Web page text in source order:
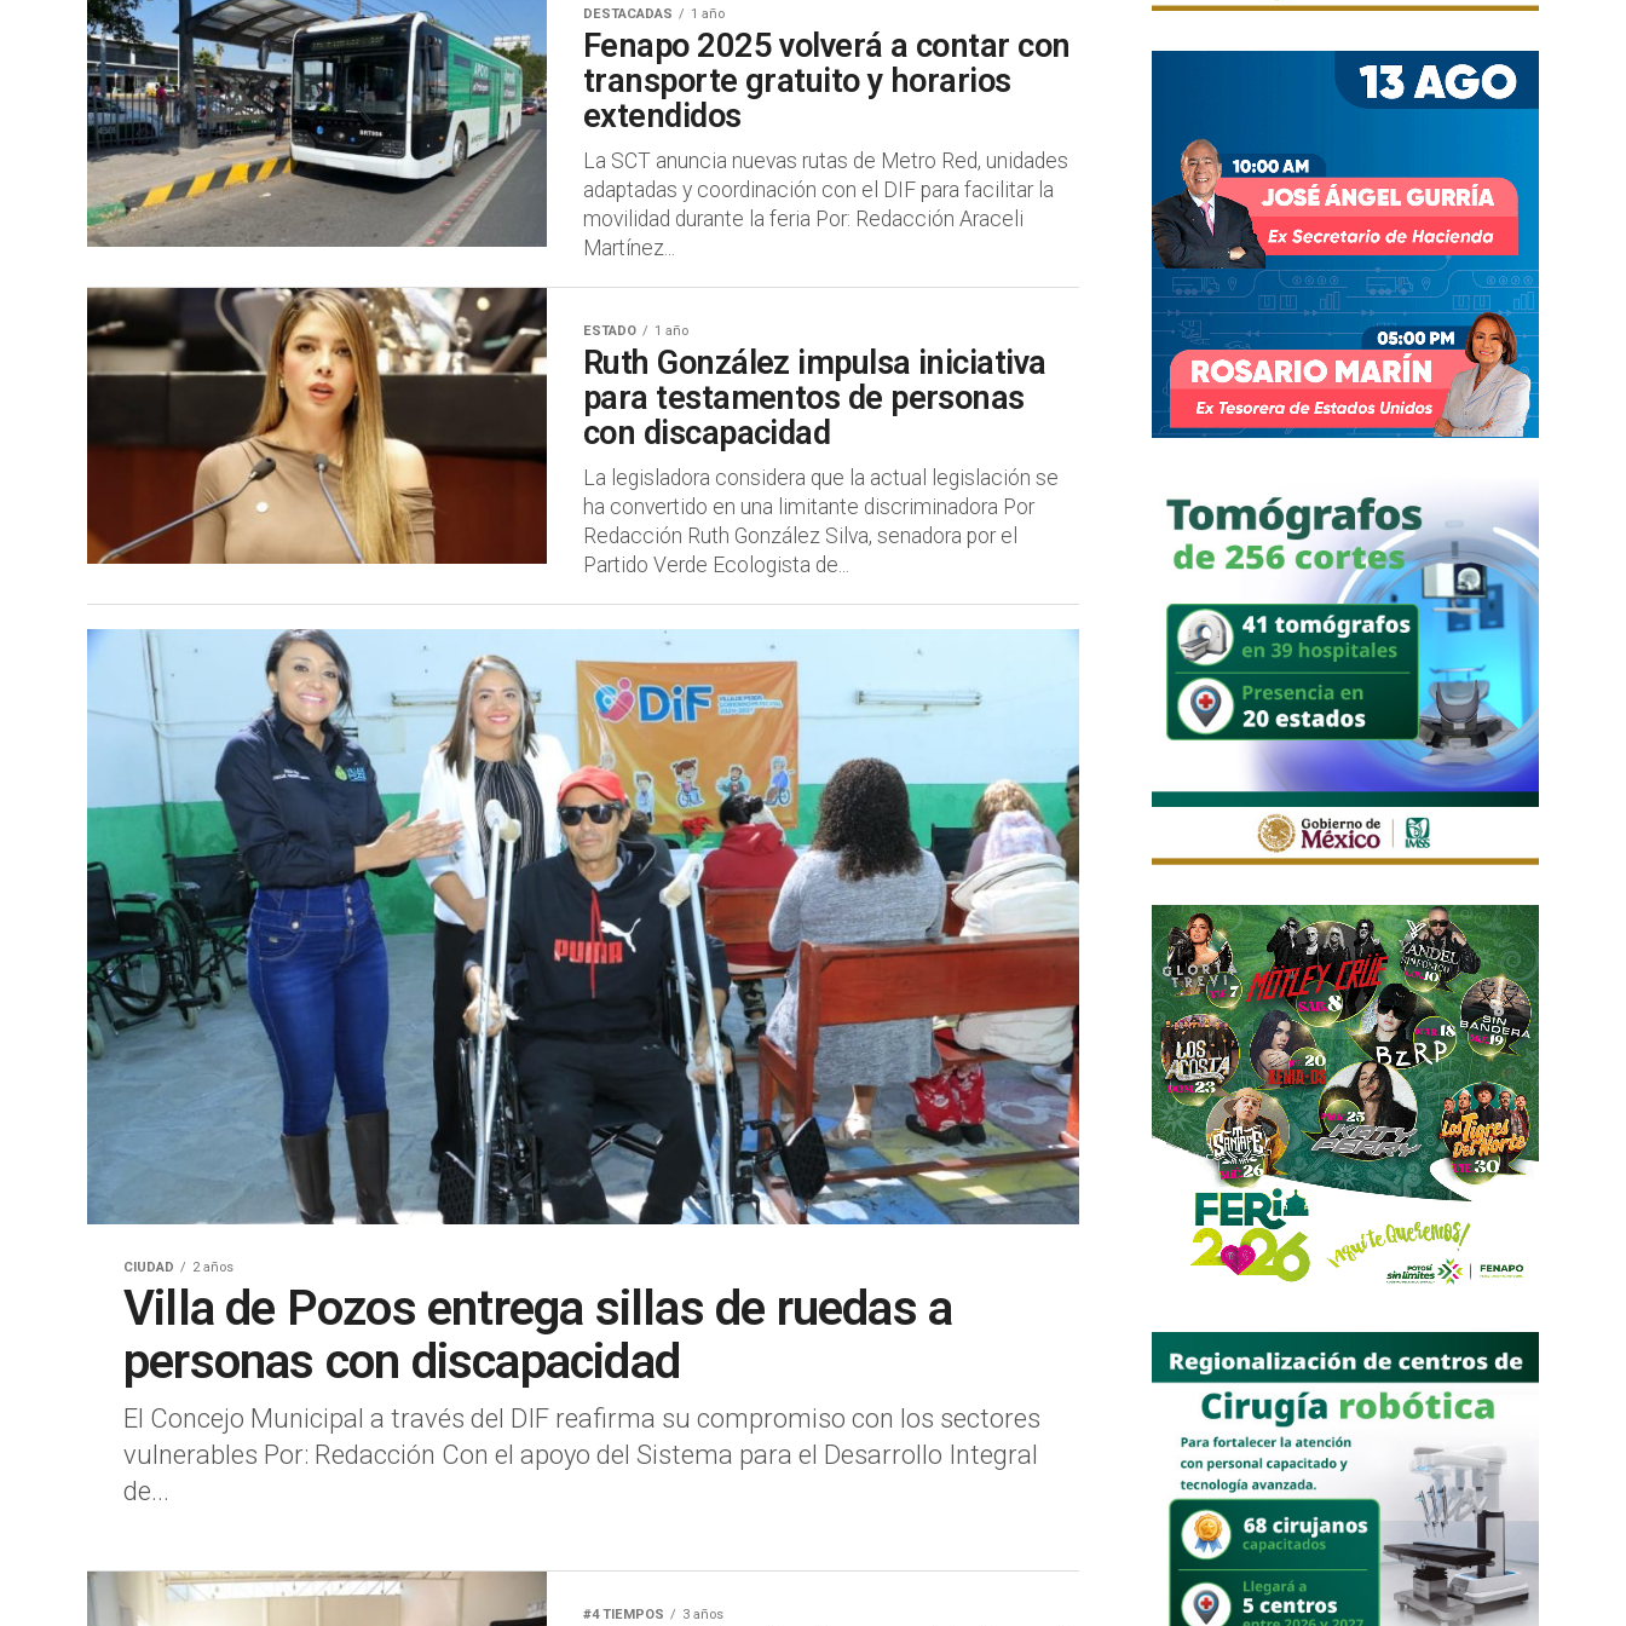
DESTACADAS 1 año
Fenapo 2025 volverá a contar con
transporte gratuito y horarios
extendidos
La SCT anuncia nuevas rutas de Metro Red, unidades
adaptadas y coordinación con el DIF para facilitar la
movilidad durante la feria Por: Redacción Araceli
Martínez...
ESTADO 1 año
Ruth González impulsa iniciativa
para testamentos de personas
con discapacidad
La legisladora considera que la actual legislación se
ha convertido en una limitante discriminadora Por
Redacción Ruth González Silva, senadora por el
Partido Verde Ecologista de...
CIUDAD 2 años
Villa de Pozos entrega sillas de ruedas a
personas con discapacidad
El Concejo Municipal a través del DIF reafirma su compromiso con los sectores
vulnerables Por: Redacción Con el apoyo del Sistema para el Desarrollo Integral
de...
#4 TIEMPOS 3 años